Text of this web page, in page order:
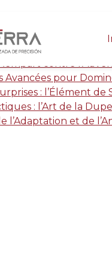
: maîtrisez
de la Stratégie
: un Art
Avancées pour
: l’Élément de
: l’Art de la
l’Adaptation et de